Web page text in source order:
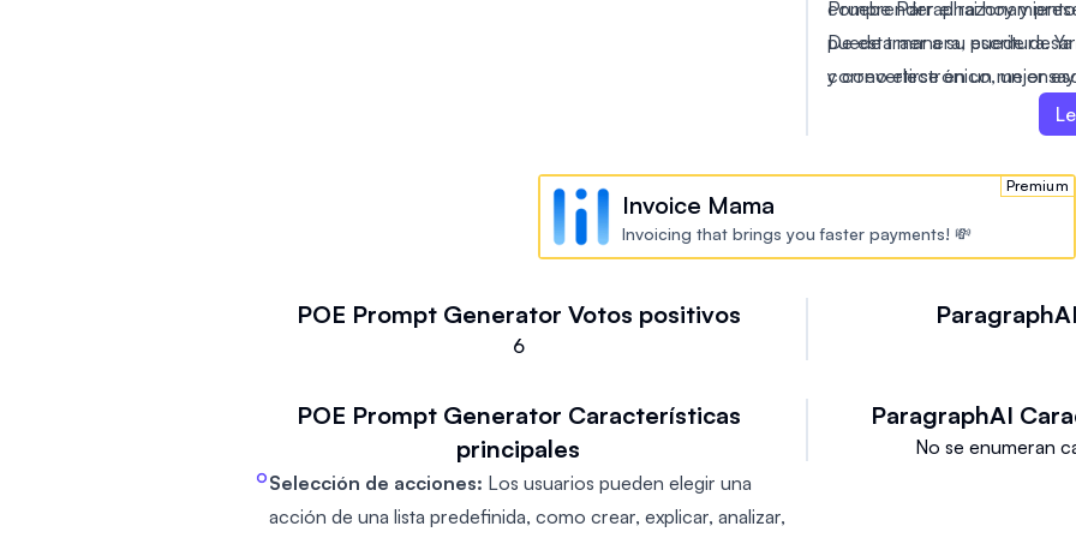
comprender el
De esta manera, puede
y convertirse en un mejor
Pruebe Párraphai hoy y
puede traer a su escritura.
correo electrónico, un
cualquier otra forma de
lo ayudará a pulir su
Premium
Invoice Mama
Invoicing that brings you faster payments! 💸
POE Prompt Generator Votos positivos
6
ParagraphAI
POE Prompt Generator Características
principales
Selección de acciones: Los usuarios pueden elegir una
acción de una lista predefinida, como crear, explicar, analizar,
ParagraphAI
No se enumeran